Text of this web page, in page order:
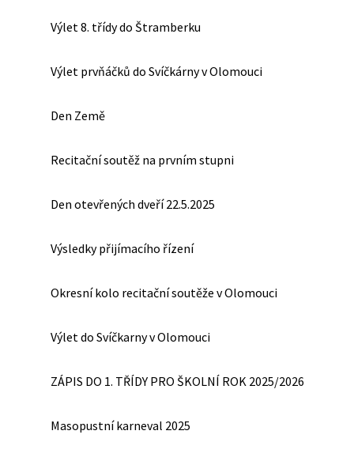
Výlet 8. třídy do Štramberku
Výlet prvňáčků do Svíčkárny v Olomouci
Den Země
Recitační soutěž na prvním stupni
Den otevřených dveří 22.5.2025
Výsledky přijímacího řízení
Okresní kolo recitační soutěže v Olomouci
Výlet do Svíčkarny v Olomouci
ZÁPIS DO 1. TŘÍDY PRO ŠKOLNÍ ROK 2025/2026
Masopustní karneval 2025